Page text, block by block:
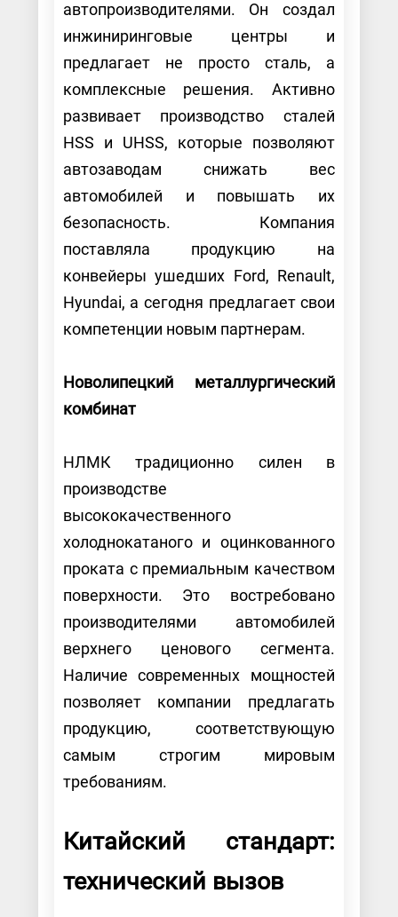
автопроизводителями. Он создал
инжиниринговые центры и
предлагает не просто сталь, а
комплексные решения. Активно
развивает производство сталей
HSS и UHSS, которые позволяют
автозаводам снижать вес
автомобилей и повышать их
безопасность. Компания
поставляла продукцию на
конвейеры ушедших Ford, Renault,
Hyundai, а сегодня предлагает свои
компетенции новым партнерам.
Новолипецкий металлургический
комбинат
НЛМК традиционно силен в
производстве
высококачественного
холоднокатаного и оцинкованного
проката с премиальным качеством
поверхности. Это востребовано
производителями автомобилей
верхнего ценового сегмента.
Наличие современных мощностей
позволяет компании предлагать
продукцию, соответствующую
самым строгим мировым
требованиям.
Китайский стандарт:
технический вызов